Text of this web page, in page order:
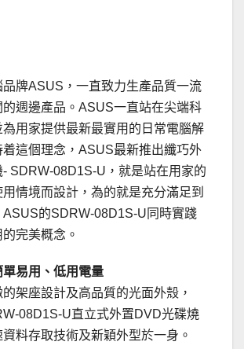
牌ASUS，一直致力生產品質一流
的週邊產品。ASUS一直站在尖端科
用家提供最新最實用的日常電腦解
着這個理念，ASUS最新推出纖巧外
SDRW-08D1S-U ，就是站在用家的
情境而設計，為的就是充分滿足到
ASUS的SDRW-08D1S-U同時實踐
完美概念。
易用、低用電量
架座設計及高品質的光面外殼，
08D1S-U直立式外置DVD光碟燒
料存取技術及新穎外型於一身。